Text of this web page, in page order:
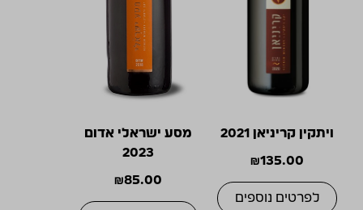
ויתקין קריניאן 2021
₪135.00
לפרטים נוספים
מסע ישראלי אדום
2023
₪85.00